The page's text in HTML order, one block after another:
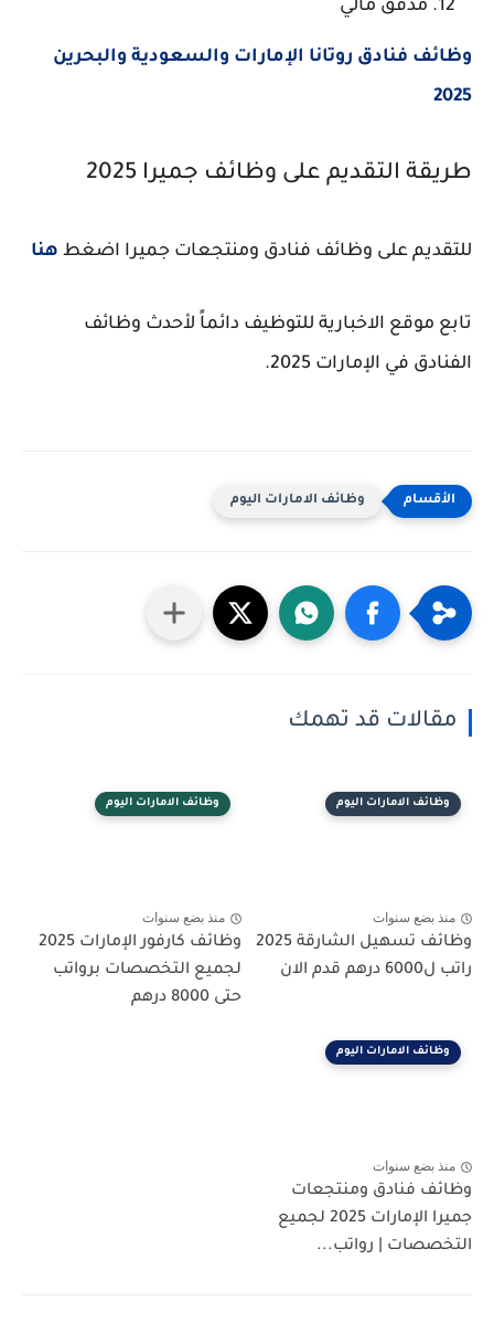
مدقق مالي
وظائف فنادق روتانا الإمارات والسعودية والبحرين
2025
طريقة التقديم على وظائف جميرا 2025
للتقديم على وظائف فنادق ومنتجعات جميرا اضغط هنا
تابع موقع الاخبارية للتوظيف دائماً لأحدث وظائف
الفنادق في الإمارات 2025.
وظائف الامارات اليوم
مقالات قد تهمك
وظائف الامارات اليوم
منذ بضع سنوات
وظائف تسهيل الشارقة 2025
راتب ل6000 درهم قدم الان
وظائف الامارات اليوم
منذ بضع سنوات
وظائف كارفور الإمارات 2025
لجميع التخصصات برواتب
حتى 8000 درهم
وظائف الامارات اليوم
منذ بضع سنوات
وظائف فنادق ومنتجعات
جميرا الإمارات 2025 لجميع
التخصصات | رواتب...